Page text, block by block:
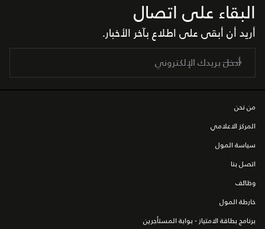
البقاء على اتصال
أريد أن أبقى على اطلاع بآخر الأخبار.
من نحن
المركز الاعلامي
سياسة المول
اتصل بنا
وظائف
خارطة المول
برنامج بطاقة الامتياز - بوابة المستأجرين